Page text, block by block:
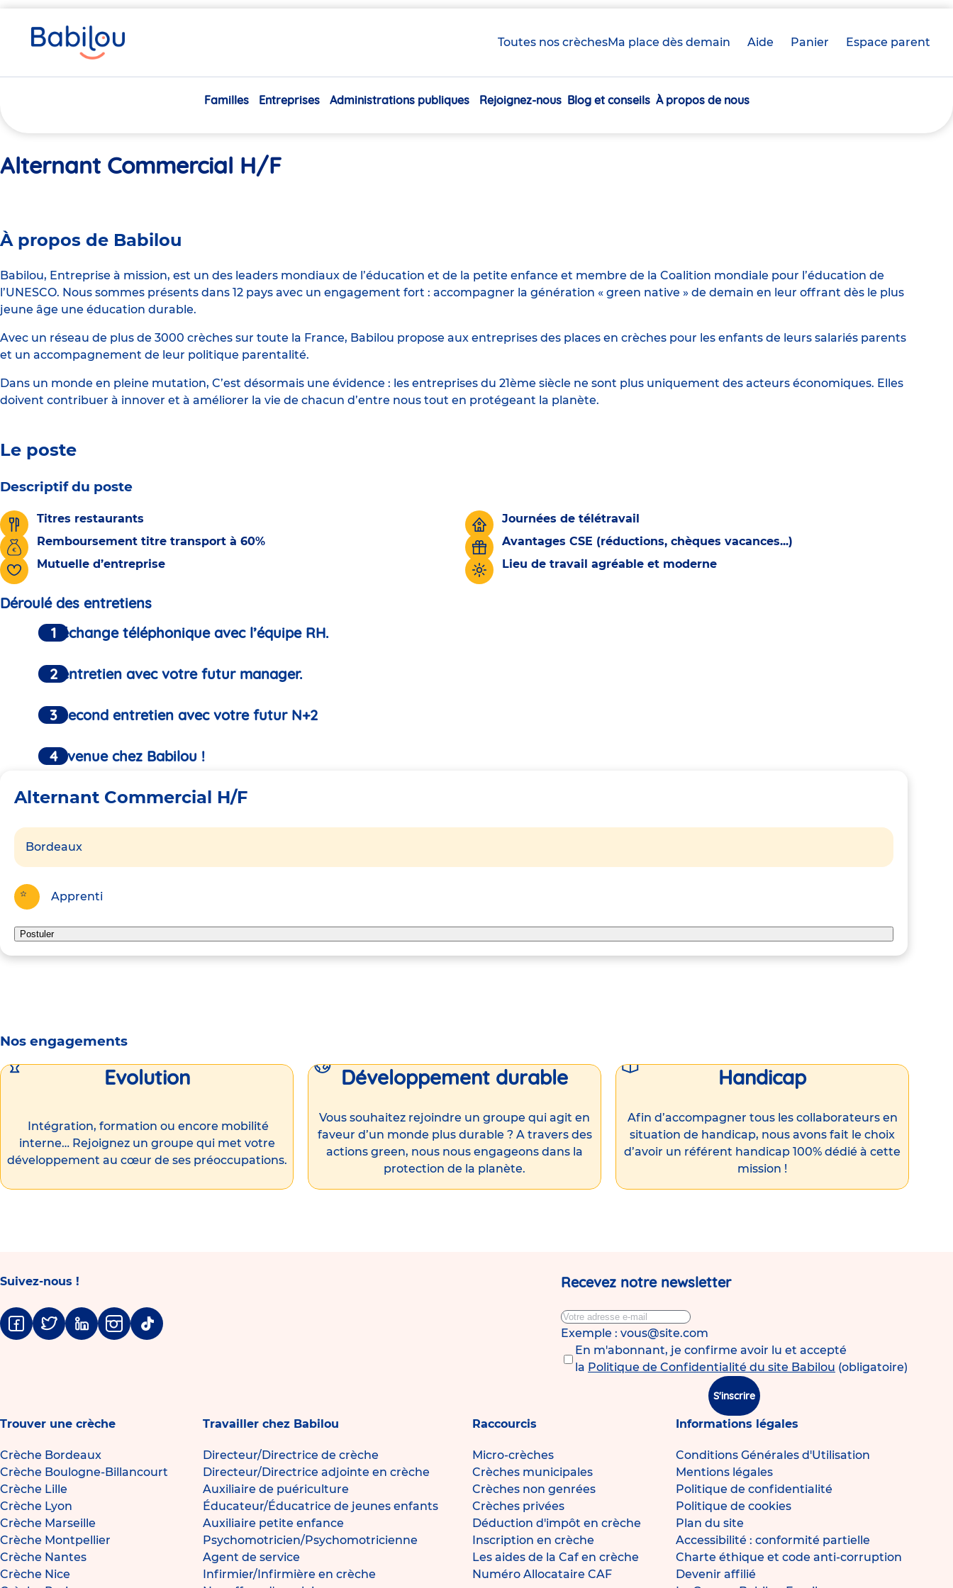
Toutes nos crèchesMa place dès demain Aide Panier crèche(s)
Espace parent
Navigation
Familles Entreprises Administrations publiques Rejoignez-nous Blog et conseils À propos de nous
êtes
ici
Alternant Commercial H/F
À propos de Babilou
Babilou, Entreprise à mission, est un des leaders mondiaux de l’éducation et de la petite enfance et membre de la Coalition mondiale pour l’éducation de
l’UNESCO. Nous sommes présents dans 12 pays avec un engagement fort : accompagner la génération « green native » de demain en leur offrant dès le plus
jeune âge une éducation durable.
Avec un réseau de plus de 3000 crèches sur toute la France, Babilou propose aux entreprises des places en crèches pour les enfants de leurs salariés parents
et un accompagnement de leur politique parentalité.
Dans un monde en pleine mutation, C’est désormais une évidence : les entreprises du 21ème siècle ne sont plus uniquement des acteurs économiques. Elles
doivent contribuer à innover et à améliorer la vie de chacun d’entre nous tout en protégeant la planète.
Le poste
Descriptif du poste
Titres restaurants
Journées de télétravail
Remboursement titre transport à 60%
Avantages CSE (réductions, chèques vacances...)
Mutuelle d’entreprise
Lieu de travail agréable et moderne
Déroulé des entretiens
Un échange téléphonique avec l’équipe RH.
Un entretien avec votre futur manager.
Un second entretien avec votre futur N+2
Bienvenue chez Babilou !
Alternant Commercial H/F
Bordeaux
Apprenti
Postuler
Nos engagements
Evolution
Intégration, formation ou encore mobilité
interne… Rejoignez un groupe qui met votre
développement au cœur de ses préoccupations.
Développement durable
Vous souhaitez rejoindre un groupe qui agit en
faveur d’un monde plus durable ? A travers des
actions green, nous nous engageons dans la
protection de la planète.
Handicap
Afin d’accompagner tous les collaborateurs en
situation de handicap, nous avons fait le choix
d’avoir un référent handicap 100% dédié à cette
mission !
Suivez-nous !
Facebook
TwitterLinkedinInstagram
Tiktok
Recevez notre newsletter
Exemple : vous@site.com
En m'abonnant, je confirme avoir lu et accepté
la Politique de Confidentialité du site Babilou (obligatoire)
S'inscrire
Trouver une crèche
Crèche Bordeaux
Crèche Boulogne-Billancourt
Crèche Lille
Crèche Lyon
Crèche Marseille
Crèche Montpellier
Crèche Nantes
Crèche Nice
Travailler chez Babilou
Directeur/Directrice de crèche
Directeur/Directrice adjointe en crèche
Auxiliaire de puériculture
Éducateur/Éducatrice de jeunes enfants
Auxiliaire petite enfance
Psychomotricien/Psychomotricienne
Agent de service
Infirmier/Infirmière en crèche
Raccourcis
Micro-crèches
Crèches municipales
Crèches non genrées
Crèches privées
Déduction d'impôt en crèche
Inscription en crèche
Les aides de la Caf en crèche
Numéro Allocataire CAF
Informations légales
Conditions Générales d'Utilisation
Mentions légales
Politique de confidentialité
Politique de cookies
Plan du site
Accessibilité : conformité partielle
Charte éthique et code anti-corruption
Devenir affilié